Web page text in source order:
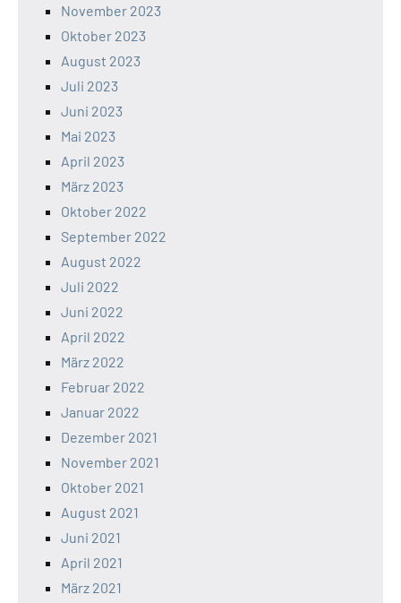
November 2023
Oktober 2023
August 2023
Juli 2023
Juni 2023
Mai 2023
April 2023
März 2023
Oktober 2022
September 2022
August 2022
Juli 2022
Juni 2022
April 2022
März 2022
Februar 2022
Januar 2022
Dezember 2021
November 2021
Oktober 2021
August 2021
Juni 2021
April 2021
März 2021